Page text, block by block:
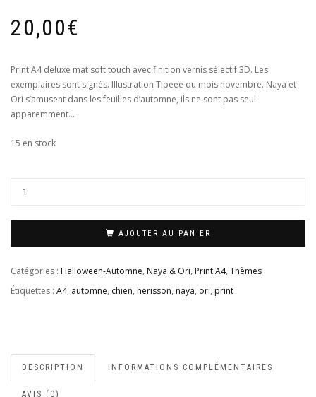
20,00€
Print A4 deluxe mat soft touch avec finition vernis sélectif 3D. Les
exemplaires sont signés. Illustration Tipeee du mois novembre. Naya et
Ori s’amusent dans les feuilles d’automne, ils ne sont pas seul
apparemment…
15 en stock
AJOUTER AU PANIER
Catégories : Halloween-Automne, Naya & Ori, Print A4, Thèmes
Étiquettes : A4, automne, chien, herisson, naya, ori, print
DESCRIPTION INFORMATIONS COMPLÉMENTAIRES
AVIS (0)